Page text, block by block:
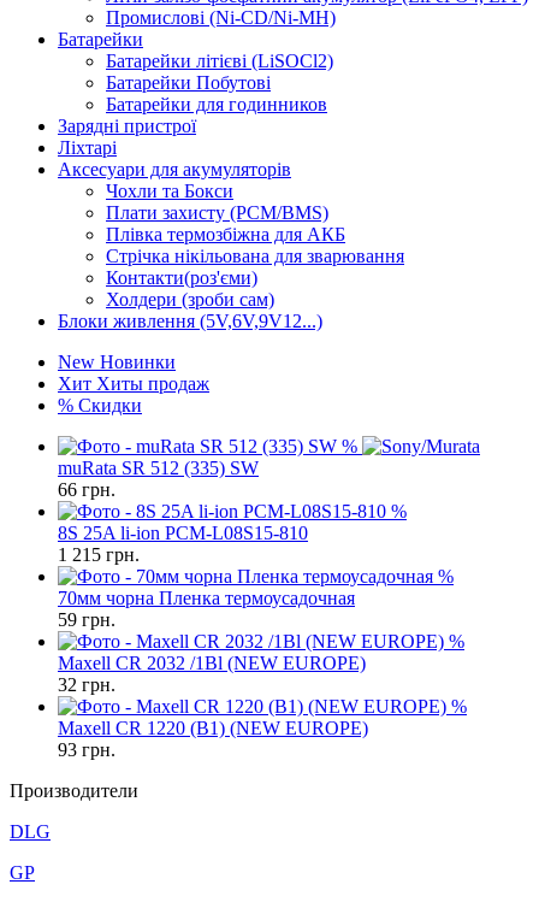
Промислові (Ni-CD/Ni-MH)
Батарейки
Батарейки літієві (LiSOCl2)
Батарейки Побутові
Батарейки для годинников
Зарядні пристрої
Ліхтарі
Аксесуари для акумуляторів
Чохли та Бокси
Плати захисту (PCM/BMS)
Плівка термозбіжна для АКБ
Стрічка нікільована для зварювання
Контакти(роз'єми)
Холдери (зроби сам)
Блоки живлення (5V,6V,9V12...)
New Новинки
Хит Хиты продаж
% Скидки
%
muRata SR 512 (335) SW
66 грн.
%
8S 25A li-ion PCM-L08S15-810
1 215 грн.
%
70мм чорна Пленка термоусадочная
59 грн.
%
Maxell CR 2032 /1Bl (NEW EUROPE)
32 грн.
%
Maxell CR 1220 (B1) (NEW EUROPE)
93 грн.
Производители
DLG
GP